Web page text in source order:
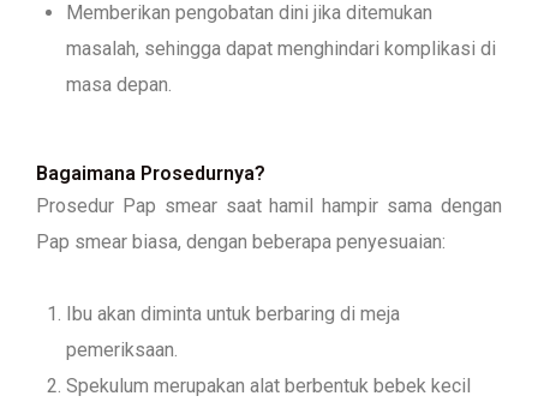
Memberikan pengobatan dini jika ditemukan
masalah, sehingga dapat menghindari komplikasi di
masa depan.
Bagaimana Prosedurnya?
Prosedur Pap smear saat hamil hampir sama dengan
Pap smear biasa, dengan beberapa penyesuaian:
Ibu akan diminta untuk berbaring di meja
pemeriksaan.
Spekulum merupakan alat berbentuk bebek kecil